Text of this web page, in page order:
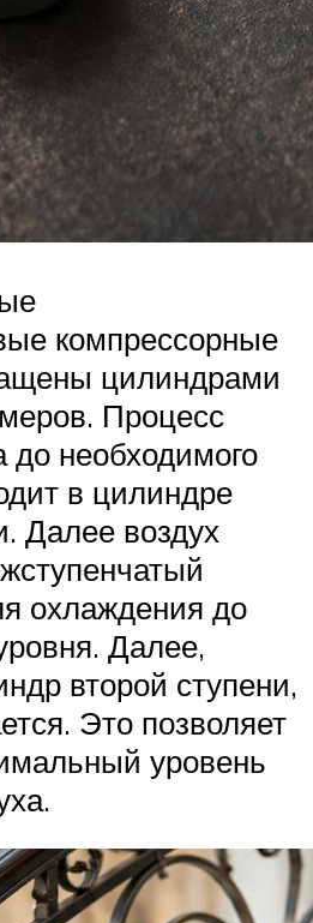
компрессорные
цилиндрами
Процесс
до необходимого
в цилиндре
Далее воздух
охлаждения до
Далее,
второй ступени,
Это позволяет
уровень